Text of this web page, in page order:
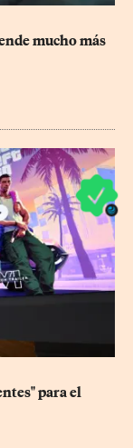
mucho más
para el